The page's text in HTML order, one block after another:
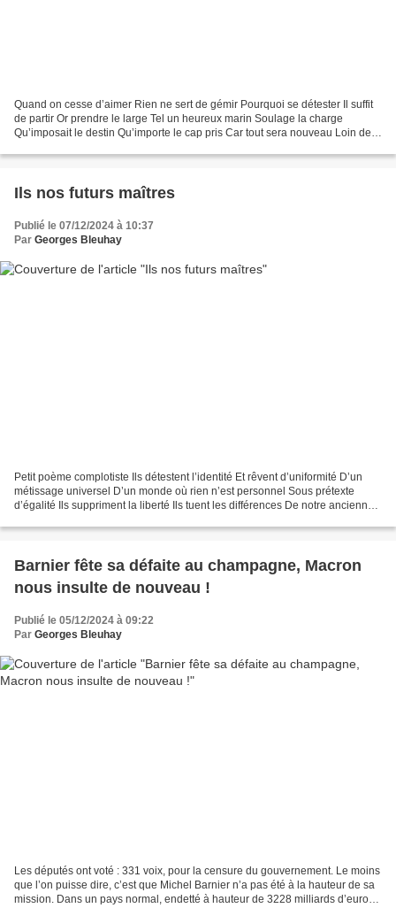
Quand on cesse d’aimer Rien ne sert de gémir Pourquoi se détester Il suffit
de partir Or prendre le large Tel un heureux marin Soulage la charge
Qu’imposait le destin Qu’importe le cap pris Car tout sera nouveau Loin des
Ils nos futurs maîtres
Publié le 07/12/2024 à 10:37
Par Georges Bleuhay
Petit poème complotiste Ils détestent l’identité Et rêvent d’uniformité D’un
métissage universel D’un monde où rien n’est personnel Sous prétexte
d’égalité Ils suppriment la liberté Ils tuent les différences De notre ancienne
Barnier fête sa défaite au champagne, Macron
nous insulte de nouveau !
Publié le 05/12/2024 à 09:22
Par Georges Bleuhay
Les députés ont voté : 331 voix, pour la censure du gouvernement. Le moins
que l’on puisse dire, c’est que Michel Barnier n’a pas été à la hauteur de sa
mission. Dans un pays normal, endetté à hauteur de 3228 milliards d’euros,